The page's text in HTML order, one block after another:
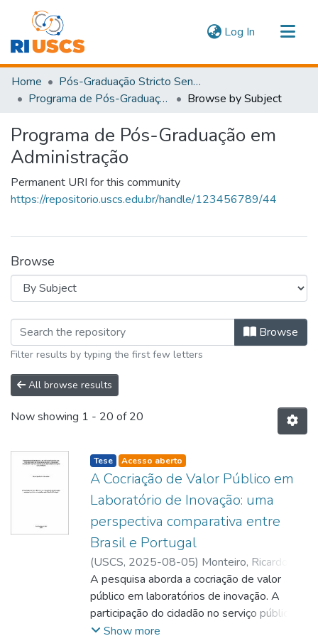
Log In (current)
Communities & Collections
Navigate
Home
Pós-Graduação Stricto Sensu
Programa de Pós-Graduação em Administração
Browse by Subject
Programa de Pós-Graduação em
Administração
Permanent URI for this community
https://repositorio.uscs.edu.br/handle/123456789/44
Browse
Browsing Programa de Pós- Browse
Filter results by typing the first few letters
All browse results
Now showing 1 - 20 of 20
listelement.badge.dso-type
Tese Acesso aberto
A Cocriação de Valor Público em
Laboratório de Inovação: uma
perspectiva comparativa entre
Brasil e Portugal
(USCS, 2025-08-05) Monteiro, Ricardo
Aladim;Farina, Milton Carlos
A pesquisa aborda a cocriação de valor
público em laboratórios de inovação. A
participação do cidadão no serviço público é
uma área em evolução, impulsionada por
Show more